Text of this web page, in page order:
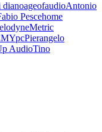
dianoageofaudioAntonio
Pescehome
Metric
pcPierangelo
AudioTino